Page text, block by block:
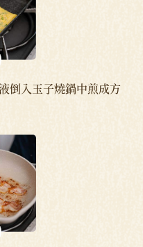
倒入玉子燒鍋中煎成方